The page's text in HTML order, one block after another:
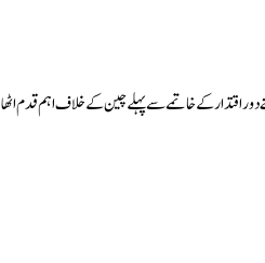
اقتدار کے خاتمے سے پہلے چین کے خلاف اہم قدم اٹھا